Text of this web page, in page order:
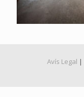
Avís Legal |